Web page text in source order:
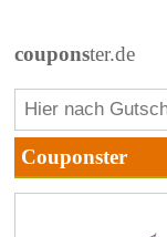
couponster.de